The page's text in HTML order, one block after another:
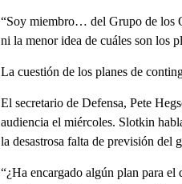
“Soy miembro… del Grupo de los
ni la menor idea de cuáles son los
La cuestión de los planes de
El secretario de Defensa, Pete
audiencia el miércoles. Slotkin
la desastrosa falta de previsión del
“¿Ha encargado algún plan para